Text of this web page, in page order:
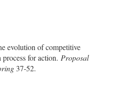
evolution of competitive
for action. Proposal
37-52.